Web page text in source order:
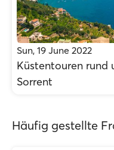
Sun, 19 June 2022
Küstentouren rund
Sorrent
Häufig gestellte